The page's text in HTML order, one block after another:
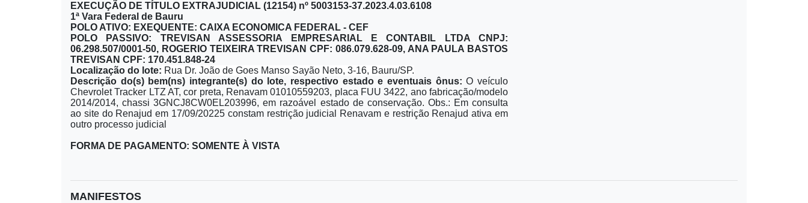
EXECUÇÃO DE TÍTULO EXTRAJUDICIAL (12154) nº 5003153-37.2023.4.03.6108
1ª Vara Federal de Bauru
POLO ATIVO: EXEQUENTE: CAIXA ECONOMICA FEDERAL - CEF
POLO PASSIVO: TREVISAN ASSESSORIA EMPRESARIAL E CONTABIL LTDA CNPJ:
06.298.507/0001-50, ROGERIO TEIXEIRA TREVISAN CPF: 086.079.628-09, ANA PAULA BASTOS
TREVISAN CPF: 170.451.848-24
Localização do lote: Rua Dr. João de Goes Manso Sayão Neto, 3-16, Bauru/SP.
Descrição do(s) bem(ns) integrante(s) do lote, respectivo estado e eventuais ônus:O veículo
Chevrolet Tracker LTZ AT, cor preta, Renavam 01010559203, placa FUU 3422, ano fabricação/modelo
2014/2014, chassi 3GNCJ8CW0EL203996, em razoável estado de conservação. Obs.: Em consulta
ao site do Renajud em 17/09/20225 constam restrição judicial Renavam e restrição Renajud ativa em
outro processo judicial
FORMA DE PAGAMENTO: SOMENTE À VISTA
MANIFESTOS